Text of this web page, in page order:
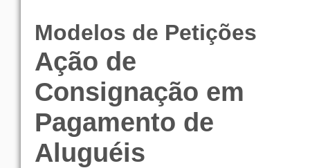
Modelos de Petições
Ação de
Consignação em
Pagamento de
Aluguéis